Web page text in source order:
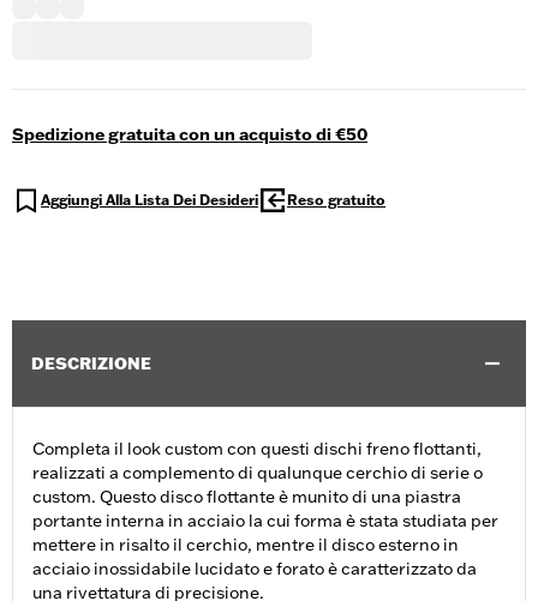
Spedizione gratuita con un acquisto di €50
Aggiungi Alla Lista Dei Desideri Reso gratuito
DESCRIZIONE
Completa il look custom con questi dischi freno flottanti,
realizzati a complemento di qualunque cerchio di serie o
custom. Questo disco flottante è munito di una piastra
portante interna in acciaio la cui forma è stata studiata per
mettere in risalto il cerchio, mentre il disco esterno in
acciaio inossidabile lucidato e forato è caratterizzato da
una rivettatura di precisione.